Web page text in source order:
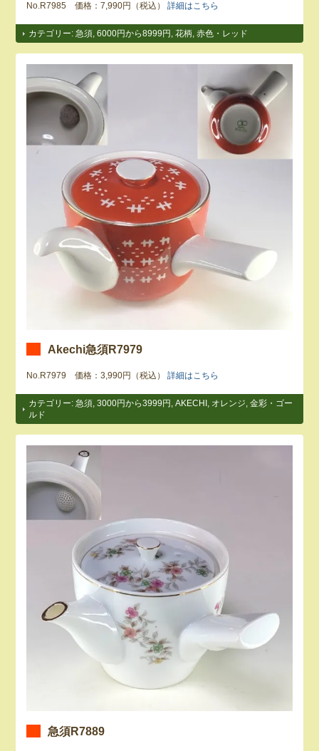
No.R7985 価格：7,990円（税込）詳細はこちら
カテゴリー:急須 ,6000円から8999円 ,花柄 ,赤色・レッド
Akechi急須R7979
No.R7979 価格：3,990円（税込）詳細はこちら
カテゴリー:急須 ,3000円から3999円 ,AKECHI オレンジ ,金彩・ゴー
ルド
急須R7889